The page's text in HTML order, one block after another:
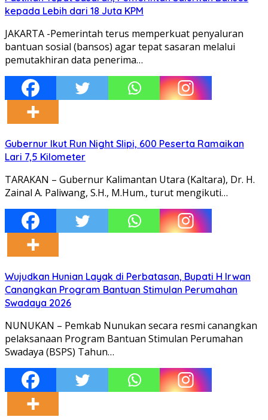
kepada Lebih dari 18 Juta KPM
JAKARTA -Pemerintah terus memperkuat penyaluran
bantuan sosial (bansos) agar tepat sasaran melalui
pemutakhiran data penerima…
Gubernur Ikut Run Night Slipi, 600 Peserta Ramaikan
Lari 7,5 Kilometer
TARAKAN – Gubernur Kalimantan Utara (Kaltara), Dr. H.
Zainal A. Paliwang, S.H., M.Hum., turut mengikuti…
Wujudkan Hunian Layak di Perbatasan, Bupati H Irwan
Canangkan Program Bantuan Stimulan Perumahan
Swadaya 2026
NUNUKAN – Pemkab Nunukan secara resmi canangkan
pelaksanaan Program Bantuan Stimulan Perumahan
Swadaya (BSPS) Tahun…